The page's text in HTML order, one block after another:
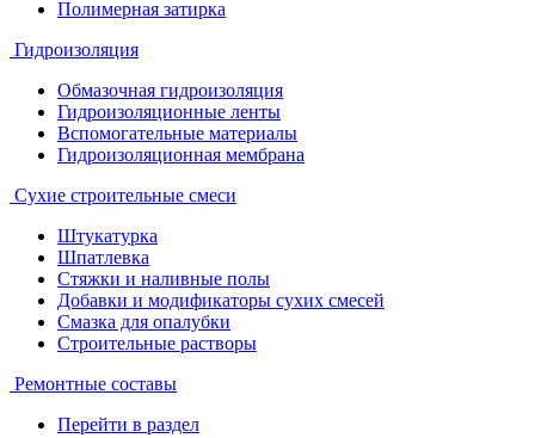
Полимерная затирка
Гидроизоляция
Обмазочная гидроизоляция
Гидроизоляционные ленты
Вспомогательные материалы
Гидроизоляционная мембрана
Сухие строительные смеси
Штукатурка
Шпатлевка
Стяжки и наливные полы
Добавки и модификаторы сухих смесей
Смазка для опалубки
Строительные растворы
Ремонтные составы
Перейти в раздел